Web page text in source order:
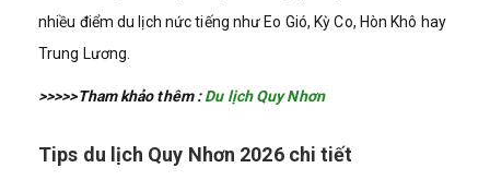
nhiều điểm du lịch nức tiếng như Eo Gió, Kỳ Co, Hòn Khô hay
Trung Lương.
>>>>>Tham khảo thêm : Du lịch Quy Nhơn
Tips du lịch Quy Nhơn 2026 chi tiết